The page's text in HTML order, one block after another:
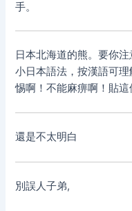
手。
日本北海道的熊。要你
小日本語法，按漢語可
惕啊！不能麻痹啊！貼這
還是不太明白
別誤人子弟,